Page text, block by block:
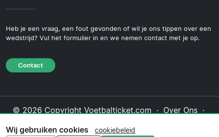
Heb je een vraag, een fout gevonden of wil je ons tippen over een
wedstrijd? Vul het formulier in en we nemen contact met je op.
Contact
© 2026 Copyright Voetbalticket.com · Over Ons·
Redactioneel beleid
Wij gebruiken cookies cookiebeleid